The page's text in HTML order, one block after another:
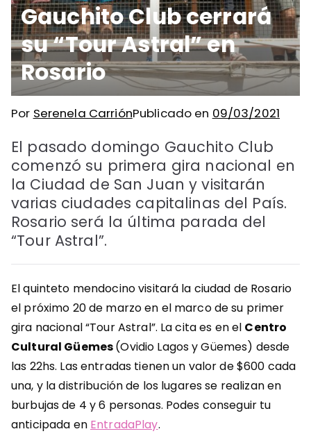
Gauchito Club cerrará
su “Tour Astral” en
Rosario
Por Serenela CarriónPublicado en 09/03/2021
El pasado domingo Gauchito Club
comenzó su primera gira nacional en
la Ciudad de San Juan y visitarán
varias ciudades capitalinas del País.
Rosario será la última parada del
“Tour Astral”.
El quinteto mendocino visitará la ciudad de Rosario
el próximo 20 de marzo en el marco de su primer
gira nacional “Tour Astral”. La cita es en el Centro
Cultural Güemes(Ovidio Lagos y Güemes) desde
las 22hs. Las entradas tienen un valor de $600 cada
una, y la distribución de los lugares se realizan en
burbujas de 4 y 6 personas. Podes conseguir tu
anticipada en EntradaPlay.